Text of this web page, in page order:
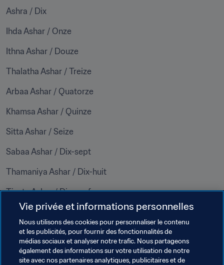
Ashra / Dix
Ihda Ashar / Onze
Ithna Ashar / Douze
Thalatha Ashar / Treize
Arbaa Ashar / Quatorze
Khamsa Ashar / Quinze
Sitta Ashar / Seize
Sabaa Ashar / Dix-sept
Thamaniya Ashar / Dix-huit
Tisata Ashar / Dix-neuf
Ishroon / Vingt
Thalathon / Trente
Arbaaon / Quarante
Vie privée et informations personnelles
Nous utilisons des cookies pour personnaliser le contenu
et les publicités, pour fournir des fonctionnalités de
médias sociaux et analyser notre trafic. Nous partageons
également des informations sur votre utilisation de notre
site avec nos partenaires analytiques, publicitaires et de